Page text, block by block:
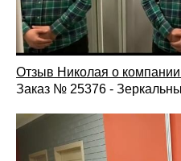
Отзыв Николая о
Заказ № 25376 -